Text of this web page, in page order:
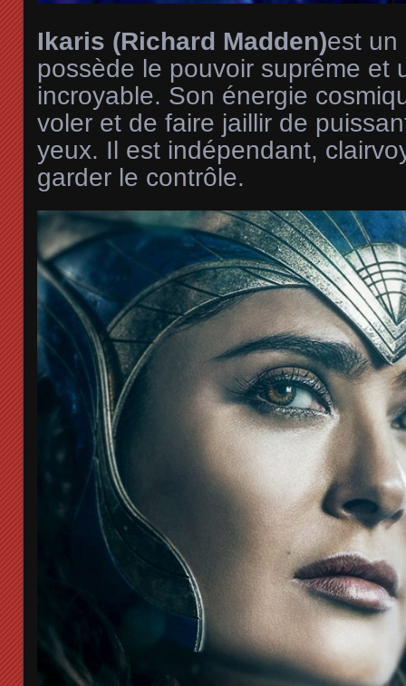
Ikaris (Richard Madden)est un
possède le pouvoir suprême et
incroyable. Son énergie
voler et de faire jaillir de
yeux. Il est indépendant,
garder le contrôle.